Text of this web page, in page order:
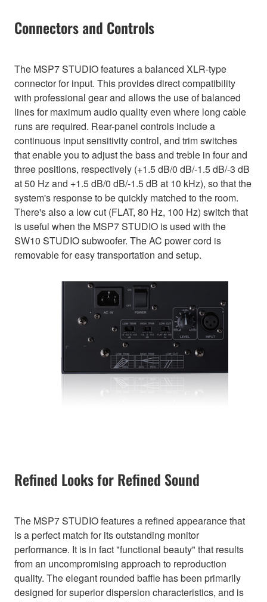
Connectors and Controls
The MSP7 STUDIO features a balanced XLR-type
connector for input. This provides direct compatibility
with professional gear and allows the use of balanced
lines for maximum audio quality even where long cable
runs are required. Rear-panel controls include a
continuous input sensitivity control, and trim switches
that enable you to adjust the bass and treble in four and
three positions, respectively (+1.5 dB/0 dB/-1.5 dB/-3 dB
at 50 Hz and +1.5 dB/0 dB/-1.5 dB at 10 kHz), so that the
system's response to be quickly matched to the room.
There's also a low cut (FLAT, 80 Hz, 100 Hz) switch that
is useful when the MSP7 STUDIO is used with the
SW10 STUDIO subwoofer. The AC power cord is
removable for easy transportation and setup.
Refined Looks for Refined Sound
The MSP7 STUDIO features a refined appearance that
is a perfect match for its outstanding monitor
performance. It is in fact "functional beauty" that results
from an uncompromising approach to reproduction
quality. The elegant rounded baffle has been primarily
designed for superior dispersion characteristics, and is